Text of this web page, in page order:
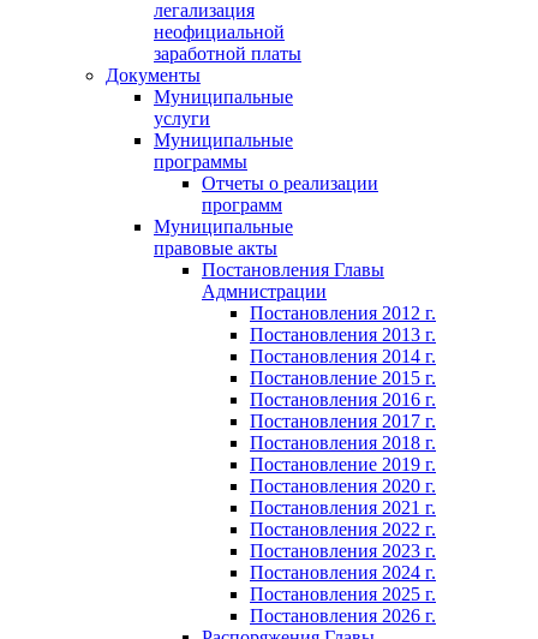
легализация
неофициальной
заработной платы
Документы
Муниципальные
услуги
Муниципальные
программы
Отчеты о реализации
программ
Муниципальные
правовые акты
Постановления Главы
Адмнистрации
Постановления 2012 г.
Постановления 2013 г.
Постановления 2014 г.
Постановление 2015 г.
Постановления 2016 г.
Постановления 2017 г.
Постановления 2018 г.
Постановление 2019 г.
Постановления 2020 г.
Постановления 2021 г.
Постановления 2022 г.
Постановления 2023 г.
Постановления 2024 г.
Постановления 2025 г.
Постановления 2026 г.